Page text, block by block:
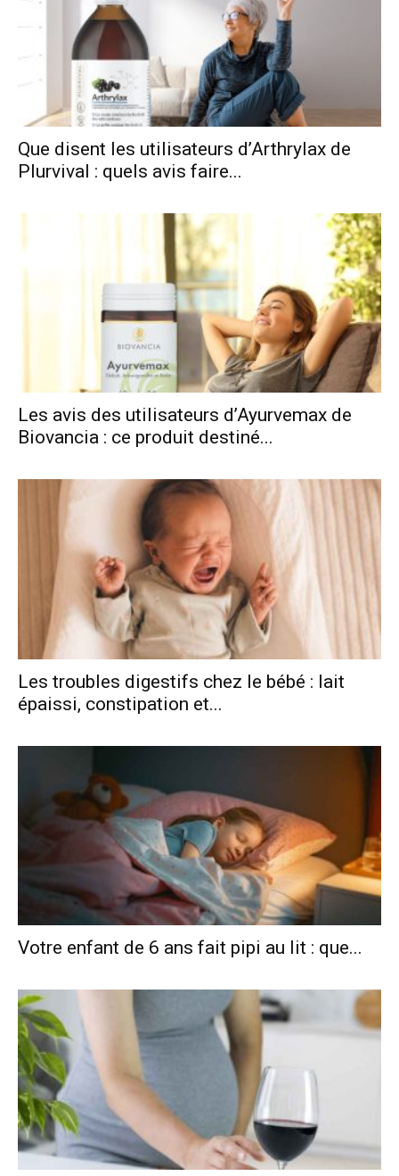
Que disent les utilisateurs d’Arthrylax de
Plurvival : quels avis faire...
Les avis des utilisateurs d’Ayurvemax de
Biovancia : ce produit destiné...
Les troubles digestifs chez le bébé : lait
épaissi, constipation et...
Votre enfant de 6 ans fait pipi au lit : que...